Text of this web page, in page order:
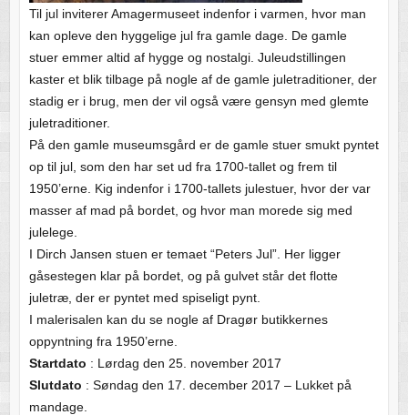
Til jul inviterer Amagermuseet indenfor i varmen, hvor man
kan opleve den hyggelige jul fra gamle dage. De gamle
stuer emmer altid af hygge og nostalgi. Juleudstillingen
kaster et blik tilbage på nogle af de gamle juletraditioner, der
stadig er i brug, men der vil også være gensyn med glemte
juletraditioner.
På den gamle museumsgård er de gamle stuer smukt pyntet
op til jul, som den har set ud fra 1700-tallet og frem til
1950’erne. Kig indenfor i 1700-tallets julestuer, hvor der var
masser af mad på bordet, og hvor man morede sig med
julelege.
I Dirch Jansen stuen er temaet “Peters Jul”. Her ligger
gåsestegen klar på bordet, og på gulvet står det flotte
juletræ, der er pyntet med spiseligt pynt.
I malerisalen kan du se nogle af Dragør butikkernes
oppyntning fra 1950’erne.
Startdato : Lørdag den 25. november 2017
Slutdato : Søndag den 17. december 2017 – Lukket på
mandage.